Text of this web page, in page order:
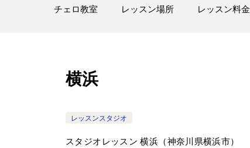
チェロ教室 レッスン場所 レッスン料金
横浜
レッスンスタジオ
スタジオレッスン 横浜（神奈川県横浜市）